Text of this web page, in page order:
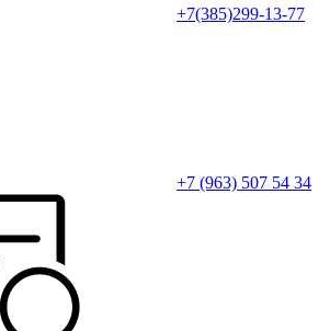
+7(385)299-13-77
+7 (963) 507 54 34